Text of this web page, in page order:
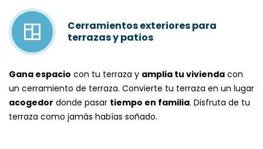
Cerramientos exteriores para
terrazas y patios
Gana espacio con tu terraza y amplia tu vivienda con
un cerramiento de terraza. Convierte tu terraza en un lugar
acogedor donde pasar tiempo en familia. Disfruta de tu
terraza como jamás habías soñado.